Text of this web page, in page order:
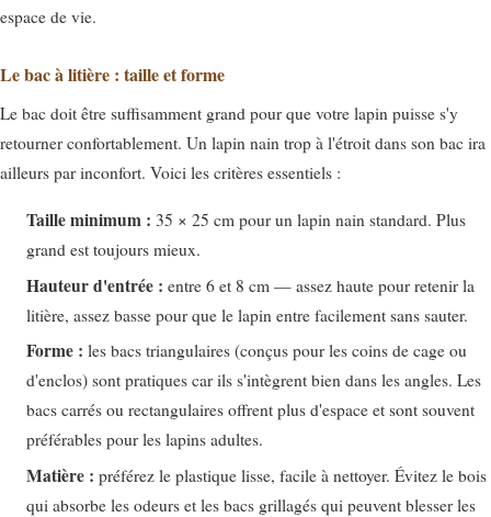
espace de vie.
Le bac à litière : taille et forme
Le bac doit être suffisamment grand pour que votre lapin puisse s'y
retourner confortablement. Un lapin nain trop à l'étroit dans son bac ira
ailleurs par inconfort. Voici les critères essentiels :
Taille minimum : 35 × 25 cm pour un lapin nain standard. Plus
grand est toujours mieux.
Hauteur d'entrée : entre 6 et 8 cm — assez haute pour retenir la
litière, assez basse pour que le lapin entre facilement sans sauter.
Forme : les bacs triangulaires (conçus pour les coins de cage ou
d'enclos) sont pratiques car ils s'intègrent bien dans les angles. Les
bacs carrés ou rectangulaires offrent plus d'espace et sont souvent
préférables pour les lapins adultes.
Matière : préférez le plastique lisse, facile à nettoyer. Évitez le bois
qui absorbe les odeurs et les bacs grillagés qui peuvent blesser les